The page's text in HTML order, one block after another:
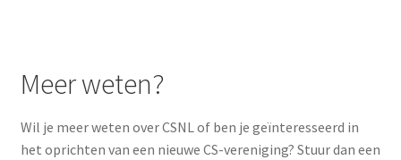
Meer weten?
Wil je meer weten over CSNL of ben je geïnteresseerd in
het oprichten van een nieuwe CS-vereniging? Stuur dan een